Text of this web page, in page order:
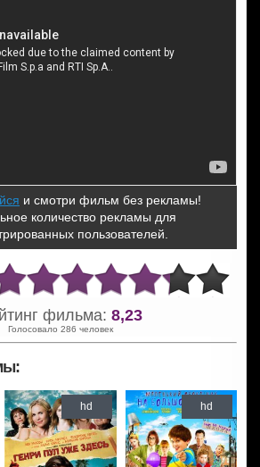
и смотри фильм без рекламы!
количество рекламы для
пользователей.
фильма: 8,23
Голосовало 286 человек
hd hd